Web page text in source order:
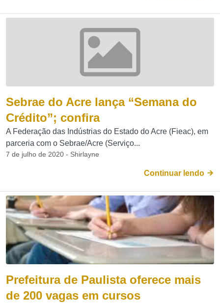
Sebrae do Acre lança “Semana do
Crédito”; confira
A Federação das Indústrias do Estado do Acre (Fieac), em
parceria com o Sebrae/Acre (Serviço...
7 de julho de 2020 - Shirlayne
Continuar lendo
Prefeitura de Paulista oferece mais
de 200 vagas em cursos